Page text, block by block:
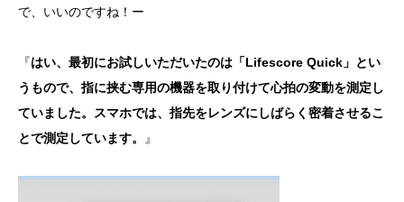
で、いいのですね！ー
『はい、最初にお試しいただいたのは「Lifescore Quick」とい
うもので、指に挟む専用の機器を取り付けて心拍の変動を測定し
ていました。スマホでは、指先をレンズにしばらく密着させるこ
とで測定しています。
』